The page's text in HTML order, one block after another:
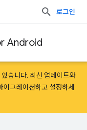
로그인
Android
습니다. 최신 업데이트와
이그레이션하고 설정하세